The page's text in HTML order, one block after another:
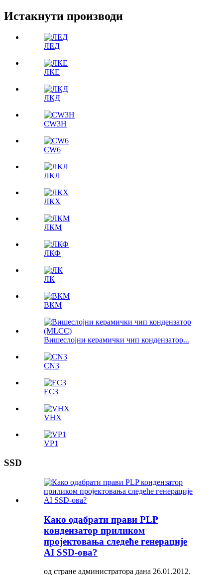
Истакнути производи
ЛЕД
ЛКЕ
ЛКД
CW3H
CW6
ЛКЛ
ЛКX
ЛКМ
ЛКФ
ЛК
ВКМ
Вишеслојни керамички чип кондензатор...
CN3
ЕС3
VHX
VP1
SSD
Како одабрати прави PLP
кондензатор приликом
пројектовања следеће генерације
AI SSD-ова?
од стране администратора дана 26.01.2012.